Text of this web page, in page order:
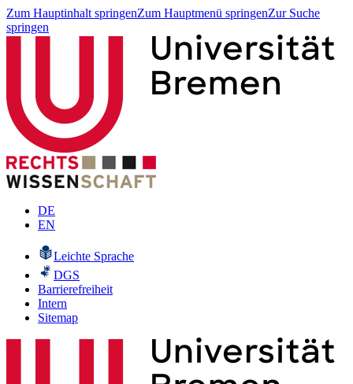
Zum Hauptinhalt springenZum Hauptmenü springenZur Suche
springen
DE
EN
Leichte Sprache
DGS
Barrierefreiheit
Intern
Sitemap